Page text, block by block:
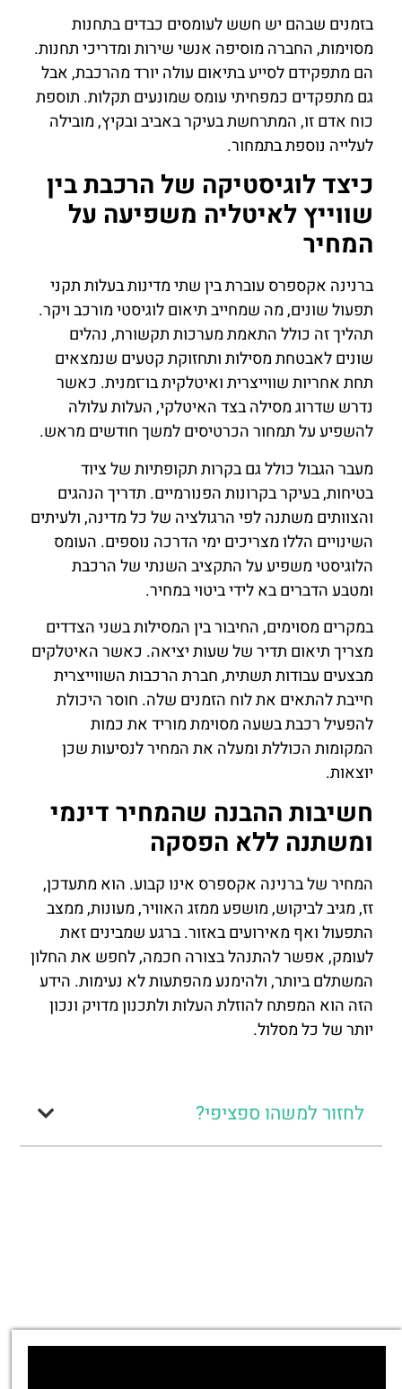
בזמנים שבהם יש חשש לעומסים כבדים בתחנות
מסוימות, החברה מוסיפה אנשי שירות ומדריכי תחנות.
הם מתפקידם לסייע בתיאום עולה יורד מהרכבת, אבל
גם מתפקדים כמפחיתי עומס שמונעים תקלות. תוספת
כוח אדם זו, המתרחשת בעיקר באביב ובקיץ, מובילה
לעלייה נוספת בתמחור.
כיצד לוגיסטיקה של הרכבת בין
שווייץ לאיטליה משפיעה על
המחיר
ברנינה אקספרס עוברת בין שתי מדינות בעלות תקני
תפעול שונים, מה שמחייב תיאום לוגיסטי מורכב ויקר.
תהליך זה כולל התאמת מערכות תקשורת, נהלים
שונים לאבטחת מסילות ותחזוקת קטעים שנמצאים
תחת אחריות שווייצרית ואיטלקית בו־זמנית. כאשר
נדרש שדרוג מסילה בצד האיטלקי, העלות עלולה
להשפיע על תמחור הכרטיסים למשך חודשים מראש.
מעבר הגבול כולל גם בקרות תקופתיות של ציוד
בטיחות, בעיקר בקרונות הפנורמיים. תדריך הנהגים
והצוותים משתנה לפי הרגולציה של כל מדינה, ולעיתים
השינויים הללו מצריכים ימי הדרכה נוספים. העומס
הלוגיסטי משפיע על התקציב השנתי של הרכבת
ומטבע הדברים בא לידי ביטוי במחיר.
במקרים מסוימים, החיבור בין המסילות בשני הצדדים
מצריך תיאום תדיר של שעות יציאה. כאשר האיטלקים
מבצעים עבודות תשתית, חברת הרכבות השווייצרית
חייבת להתאים את לוח הזמנים שלה. חוסר היכולת
להפעיל רכבת בשעה מסוימת מוריד את כמות
המקומות הכוללת ומעלה את המחיר לנסיעות שכן
יוצאות.
חשיבות ההבנה שהמחיר דינמי
ומשתנה ללא הפסקה
המחיר של ברנינה אקספרס אינו קבוע. הוא מתעדכן,
זז, מגיב לביקוש, מושפע ממזג האוויר, מעונות, ממצב
התפעול ואף מאירועים באזור. ברגע שמבינים זאת
לעומק, אפשר להתנהל בצורה חכמה, לחפש את החלון
המשתלם ביותר, ולהימנע מהפתעות לא נעימות. הידע
הזה הוא המפתח להוזלת העלות ולתכנון מדויק ונכון
יותר של כל מסלול.
לחזור למשהו ספציפי?